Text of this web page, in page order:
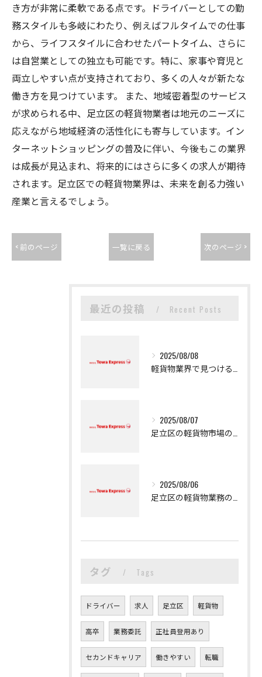
き方が非常に柔軟である点です。ドライバーとしての勤
務スタイルも多岐にわたり、例えばフルタイムでの仕事
から、ライフスタイルに合わせたパートタイム、さらに
は自営業としての独立も可能です。特に、家事や育児と
両立しやすい点が支持されており、多くの人々が新たな
働き方を見つけています。 また、地域密着型のサービス
が求められる中、足立区の軽貨物業者は地元のニーズに
応えながら地域経済の活性化にも寄与しています。イン
ターネットショッピングの普及に伴い、今後もこの業界
は成長が見込まれ、将来的にはさらに多くの求人が期待
されます。足立区での軽貨物業界は、未来を創る力強い
産業と言えるでしょう。
< 前のページ 一覧に戻る 次のページ >
最近の投稿 Recent Posts
2025/08/08
2025/08/07
2025/08/06
タグ Tags
ドライバー 求人 足立区 軽貨物
高卒 業務委託 正社員登用あり
セカンドキャリア 働きやすい 転職